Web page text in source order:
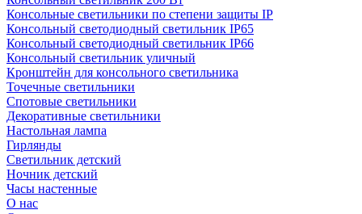
Консольные светильники по степени защиты IP
Консольный светодиодный светильник IP65
Консольный светодиодный светильник IP66
Консольный светильник уличный
Кронштейн для консольного светильника
Точечные светильники
Спотовые светильники
Декоративные светильники
Настольная лампа
Гирлянды
Светильник детский
Ночник детский
Часы настенные
О нас